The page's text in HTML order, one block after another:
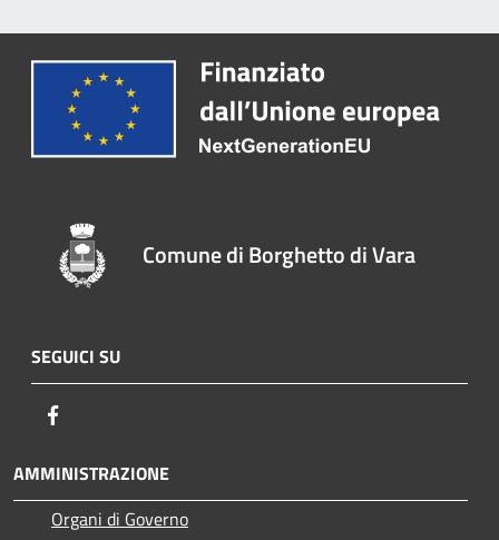
Comune di Borghetto di Vara
SEGUICI SU
AMMINISTRAZIONE
Organi di Governo